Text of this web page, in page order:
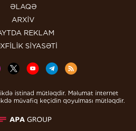
ƏLAQƏ
ARXİV
REKLAM
SİYASƏTİ
istinad mütləqdir. Məlumat internet
müvafiq keçidin qoyulması mütləqdir.